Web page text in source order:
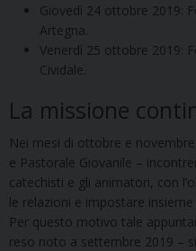
Giovedì 24 ottobre 2019:
Artegna.
Venerdì 25 ottobre 2019:
Cividale.
La missione
Nei mesi di ottobre e
e Pastorale Giovanile –
catechisti e gli animatori, con
le relazioni e impostare insieme
Per questo motivo tale
reso noto a settembre 2019 –